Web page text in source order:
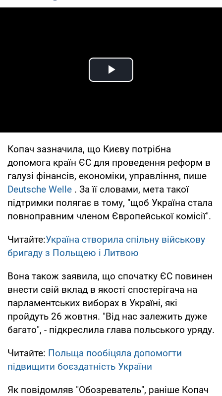
Play Video
Копач зазначила, що Києву потрібна
допомога країн ЄС для проведення реформ в
галузі фінансів, економіки, управління, пише
Deutsche Welle . За її словами, мета такої
підтримки полягає в тому, "щоб Україна стала
повноправним членом Європейської комісії".
Читайте:Україна створила спільну військову
бригаду з Польщею і Литвою
Вона також заявила, що спочатку ЄС повинен
внести свій вклад в якості спостерігача на
парламентських виборах в Україні, які
пройдуть 26 жовтня. "Від нас залежить дуже
багато", - підкреслила глава польського уряду.
Читайте: Польща пообіцяла допомогти
підвищити боєздатність України
Як повідомляв "Обозреватель", раніше Копач